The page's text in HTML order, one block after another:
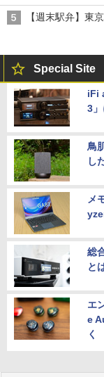
【週末駅弁】東
Special Site
iFi
3
鳥
し
メ
総
と
エ
e
く